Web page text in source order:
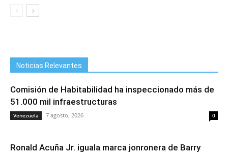
Noticias Relevantes
Comisión de Habitabilidad ha inspeccionado más de
51.000 mil infraestructuras
Venezuela 7 agosto, 2026 0
Ronald Acuña Jr. iguala marca jonronera de Barry